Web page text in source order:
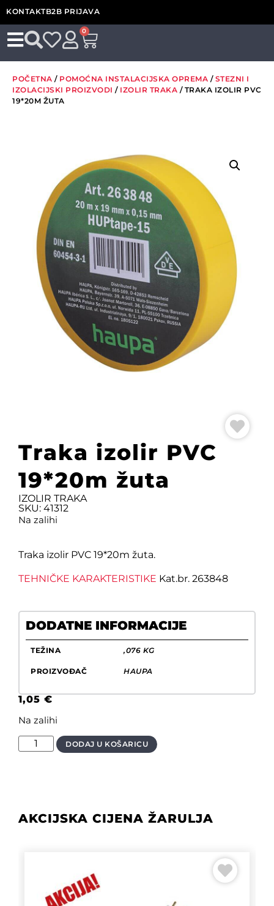
KONTAKTB2B PRIJAVA
0
POČETNA / POMOĆNA INSTALACIJSKA OPREMA / STEZNI I
IZOLACIJSKI PROIZVODI / IZOLIR TRAKA / TRAKA IZOLIR PVC
19*20M ŽUTA
Traka izolir PVC
19*20m žuta
IZOLIR TRAKA
SKU: 41312
Na zalihi
Traka izolir PVC 19*20m žuta.
TEHNIČKE KARAKTERISTIKE Kat.br. 263848
DODATNE INFORMACIJE
TEŽINA ,076 KG
PROIZVOĐAČ HAUPA
1,05 €
Na zalihi
DODAJ U KOŠARICU
AKCIJSKA CIJENA ŽARULJA